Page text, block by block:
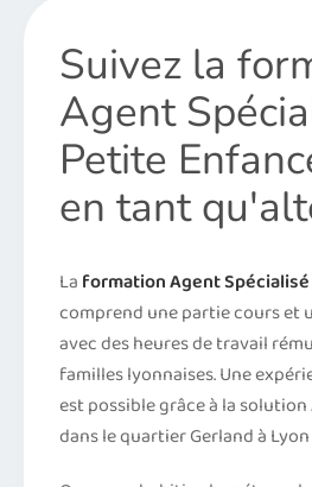
Suivez la
Agent
Petite
en tant
La formation Agent
comprend une partie cours et
avec des heures de travail
familles lyonnaises. Une
est possible grâce à la solution
dans le quartier Gerland à Lyon